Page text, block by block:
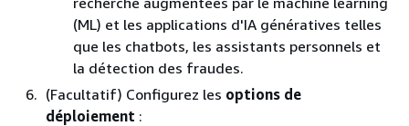
(ML) et les applications d'IA génératives telles
que les chatbots, les assistants personnels et
la détection des fraudes.
(Facultatif) Configurez les options de
déploiement :